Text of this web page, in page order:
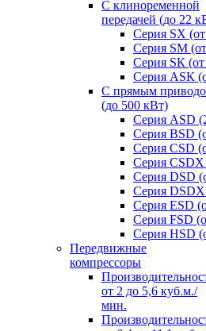
С клиноременной
передачей (до 22
Серия SX
Серия SM
Серия SК
Серия АSК
С прямым
(до 500 кВт)
Серия ASD
Серия BSD
Серия CSD
Серия СSDХ
Серия DSD
Серия DSDХ
Серия ESD
Серия FSD
Серия HSD
Передвижные
компрессоры
от 2 до 5,6 куб.м./
мин.